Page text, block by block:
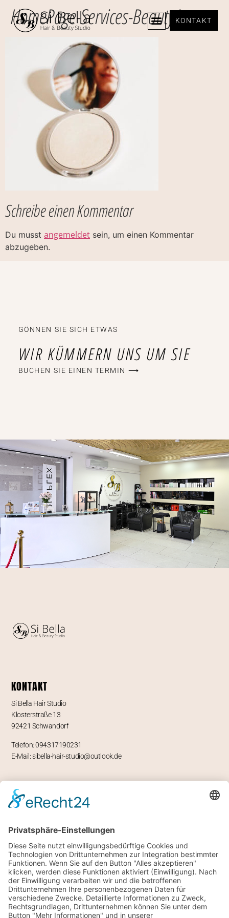
KONTAKT
HomePage-Services-Beauty.jpg
Schreibe einen Kommentar
Du musst angemeldet sein, um einen Kommentar
abzugeben.
GÖNNEN SIE SICH ETWAS
WIR KÜMMERN UNS UM SIE
BUCHEN SIE EINEN TERMIN ⟶
KONTAKT
Si Bella Hair Studio
Klosterstraße 13
92421 Schwandorf
Telefon: 094317190231
E-Mail: sibella-hair-studio@outlook.de
ÖFFNUNGSZEITEN
Sa 8 bis 14 Uhr
RECHTLICHES
Impressum
Datenschutz